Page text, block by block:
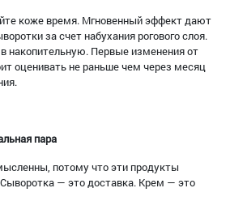
коже время. Мгновенный эффект дают
за счет набухания рогового слоя.
накопительную. Первые изменения от
оценивать не раньше чем через месяц
пара
потому что эти продукты
— это доставка. Крем — это